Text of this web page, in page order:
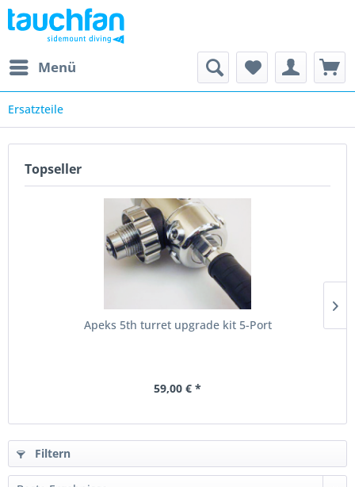
Menü
Ersatzteile
Topseller
Apeks 5th turret upgrade kit 5-Port
59,00 € *
Filtern